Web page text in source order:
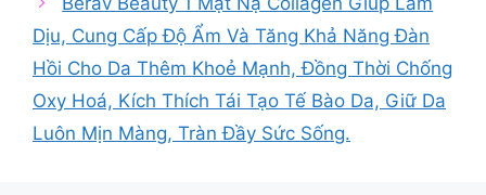
Dịu, Cung Cấp Độ Ẩm Và Tăng Khả Năng Đàn
Hồi Cho Da Thêm Khoẻ Mạnh, Đồng Thời Chống
Oxy Hoá, Kích Thích Tái Tạo Tế Bào Da, Giữ Da
Luôn Mịn Màng, Tràn Đầy Sức Sống.